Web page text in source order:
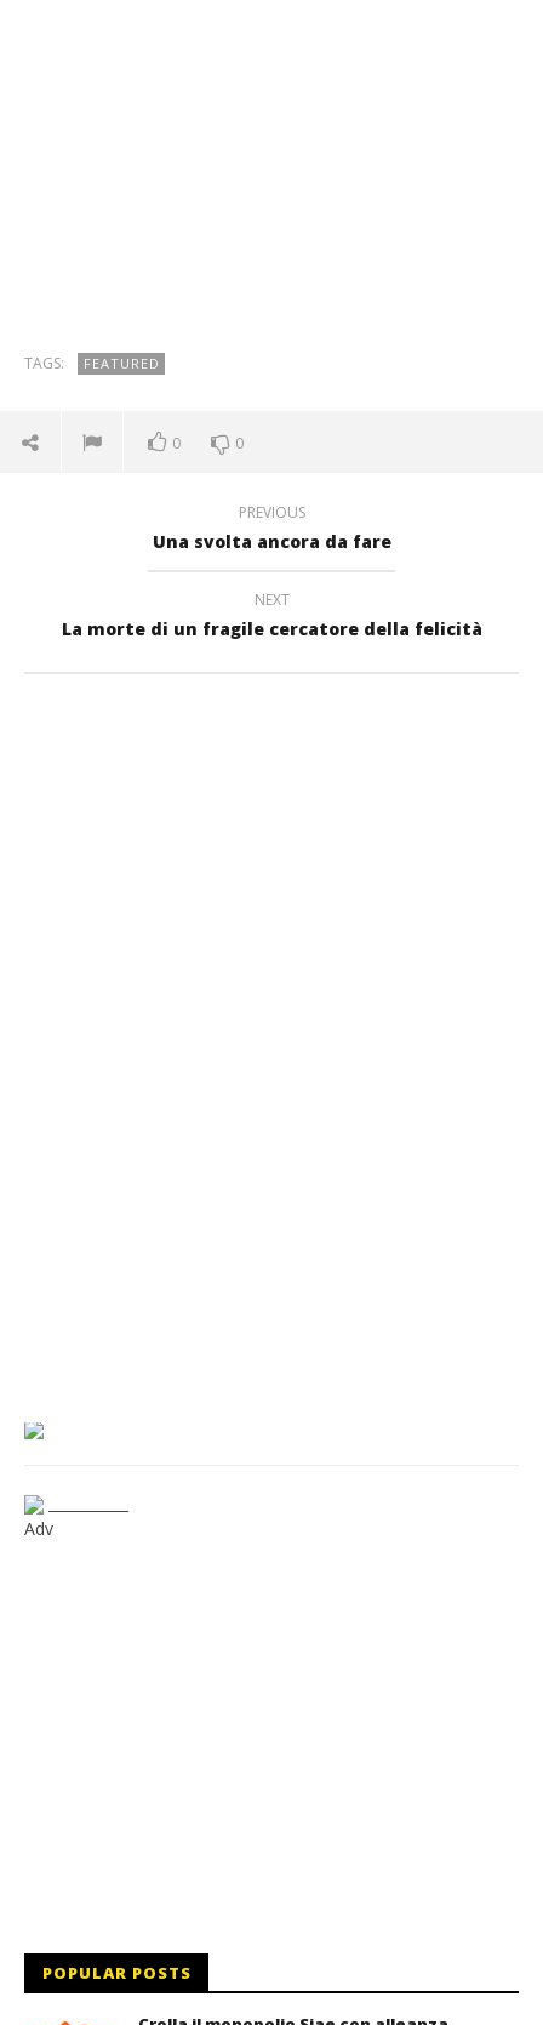
TAGS: FEATURED
0 0
PREVIOUS
Una svolta ancora da fare
NEXT
La morte di un fragile cercatore della felicità
Adv
POPULAR POSTS